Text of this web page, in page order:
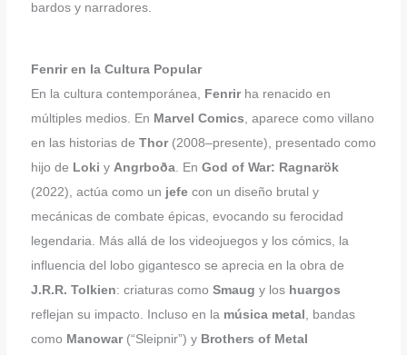
bardos y narradores.
Fenrir en la Cultura Popular
En la cultura contemporánea,
Fenrirha renacido en
múltiples medios. En Marvel Comics , aparece como villano
en las historias de Thor(2008–presente), presentado como
hijo de Loki y Angrboða . En God of War: Ragnarök
(2022), actúa como un jefe con un diseño brutal y
mecánicas de combate épicas, evocando su ferocidad
legendaria. Más allá de los videojuegos y los cómics, la
influencia del lobo gigantesco se aprecia en la obra de
J.R.R. Tolkien: criaturas como Smaug y los huargos
reflejan su impacto. Incluso en la música metal
, bandas
como Manowar(“Sleipnir”) y Brothers of Metal